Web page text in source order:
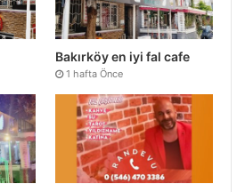
Bakırköy en iyi fal cafe
1 hafta Önce